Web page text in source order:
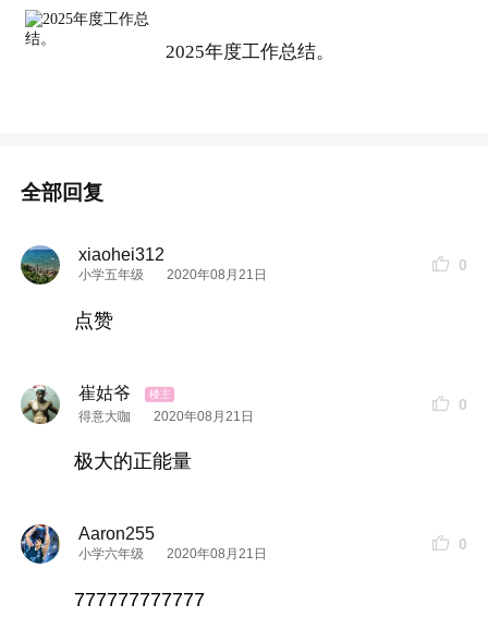
2025年度工作总结。
全部回复
xiaohei312
小学五年级 2020年08月21日
0
点赞
崔姑爷
得意大咖 2020年08月21日
0
极大的正能量
Aaron255
小学六年级 2020年08月21日
0
777777777777